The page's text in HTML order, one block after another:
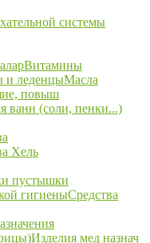
системы
Витамины
и леденцыМасла
повыш
ванн (соли, пенки...)
Хель
пустышки
гигиеныСредства
Изделия мед назнач